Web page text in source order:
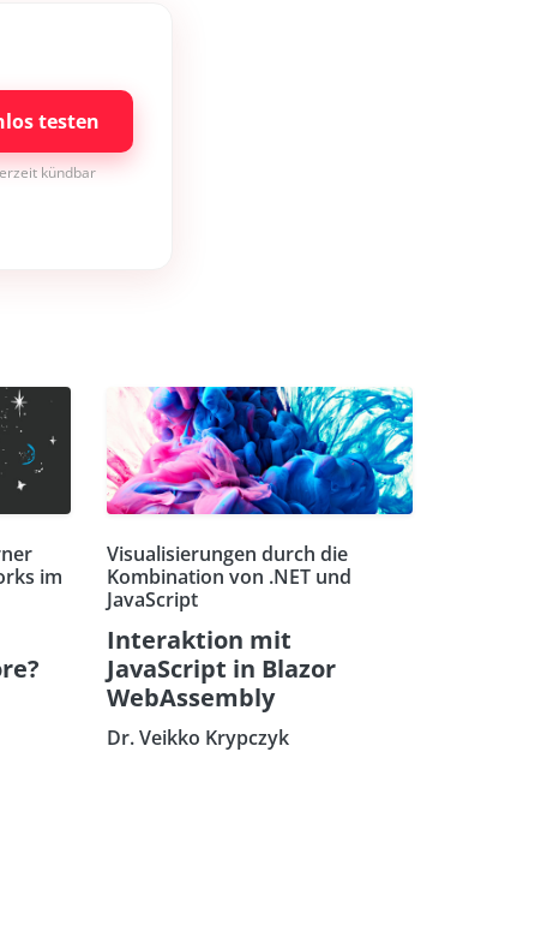
testen
kündbar
im
Visualisierungen durch die
Kombination von .NET und
JavaScript
Interaktion mit
JavaScript in Blazor
WebAssembly
Dr. Veikko Krypczyk